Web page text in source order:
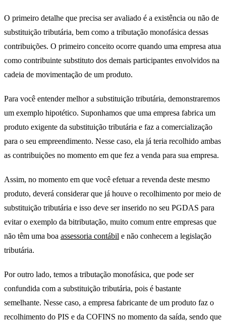
O primeiro detalhe que precisa ser avaliado é a existência ou não de
substituição tributária, bem como a tributação monofásica dessas
contribuições. O primeiro conceito ocorre quando uma empresa atua
como contribuinte substituto dos demais participantes envolvidos na
cadeia de movimentação de um produto.
Para você entender melhor a substituição tributária, demonstraremos
um exemplo hipotético. Suponhamos que uma empresa fabrica um
produto exigente da substituição tributária e faz a comercialização
para o seu empreendimento. Nesse caso, ela já teria recolhido ambas
as contribuições no momento em que fez a venda para sua empresa.
Assim, no momento em que você efetuar a revenda deste mesmo
produto, deverá considerar que já houve o recolhimento por meio de
substituição tributária e isso deve ser inserido no seu PGDAS para
evitar o exemplo da bitributação, muito comum entre empresas que
não têm uma boa assessoria contábil e não conhecem a legislação
tributária.
Por outro lado, temos a tributação monofásica, que pode ser
confundida com a substituição tributária, pois é bastante
semelhante. Nesse caso, a empresa fabricante de um produto faz o
recolhimento do PIS e da COFINS no momento da saída, sendo que